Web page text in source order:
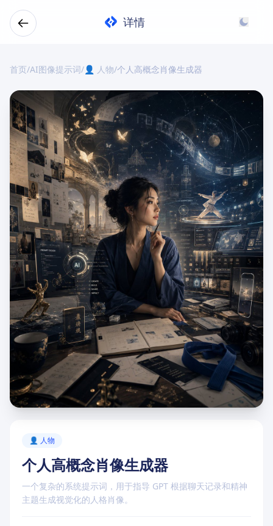
详情
首页/AI图像提示词/ 👤 人物/个人高概念肖像生成器
👤 人物
个人高概念肖像生成器
一个复杂的系统提示词，用于指导 GPT 根据聊天记录和精神
主题生成视觉化的人格肖像。